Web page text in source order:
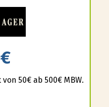
50€ ab 500€ MBW.